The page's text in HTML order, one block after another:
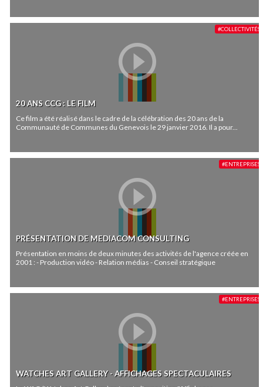
20 ANS CCG : LE FILM
Ce film a été réalisé dans le cadre de la célébration des 20 ans de la
Communauté de Communes du Genevois le 29 janvier 2016. Il a pour...
#COLLECTIVITÉS
PRÉSENTATION DE MEDIACOM CONSULTING
Présentation en moins de deux minutes des activités de l'agence créée en
2001 : - Production vidéo - Relation médias - Conseil stratégique
#ENTREPRISES
WATCHES ART GALLERY - AFFICHAGES SPECTACULAIRES
#ENTREPRISES